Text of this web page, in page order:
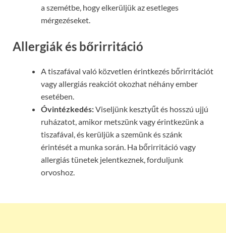
a szemétbe, hogy elkerüljük az esetleges
mérgezéseket.
Allergiák és bőrirritáció
A tiszafával való közvetlen érintkezés bőrirritációt
vagy allergiás reakciót okozhat néhány ember
esetében.
Óvintézkedés:Viseljünk kesztyűt és hosszú ujjú
ruházatot, amikor metszünk vagy érintkezünk a
tiszafával, és kerüljük a szemünk és szánk
érintését a munka során. Ha bőrirritáció vagy
allergiás tünetek jelentkeznek, forduljunk
orvoshoz.